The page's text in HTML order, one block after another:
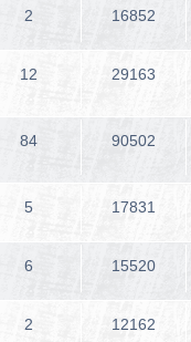
2 16852
12 29163
84 90502
5 17831
6 15520
2 12162